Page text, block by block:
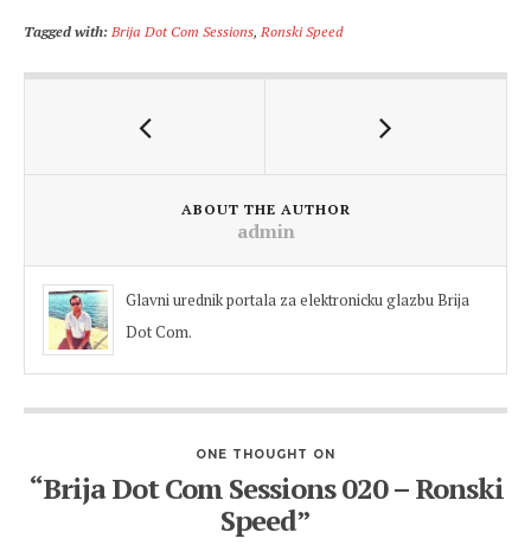
Tagged with: Brija Dot Com Sessions, Ronski Speed
ABOUT THE AUTHOR
admin
Glavni urednik portala za elektronicku glazbu Brija
Dot Com.
ONE THOUGHT ON
“Brija Dot Com Sessions 020 – Ronski
Speed”